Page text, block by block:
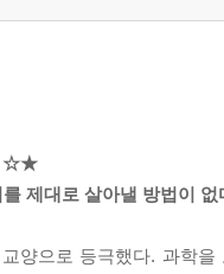
☆★
제대로 살아낼 방법이 없
양으로 등극했다. 과학